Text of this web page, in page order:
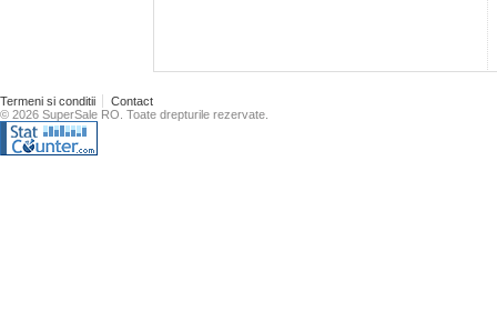
Termeni si conditii
Contact
© 2026 SuperSale RO. Toate drepturile rezervate.